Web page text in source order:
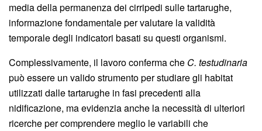
media della permanenza dei cirripedi sulle tartarughe,
informazione fondamentale per valutare la validità
temporale degli indicatori basati su questi organismi.
Complessivamente, il lavoro conferma che C. testudinaria
può essere un valido strumento per studiare gli habitat
utilizzati dalle tartarughe in fasi precedenti alla
nidificazione, ma evidenzia anche la necessità di ulteriori
ricerche per comprendere meglio le variabili che